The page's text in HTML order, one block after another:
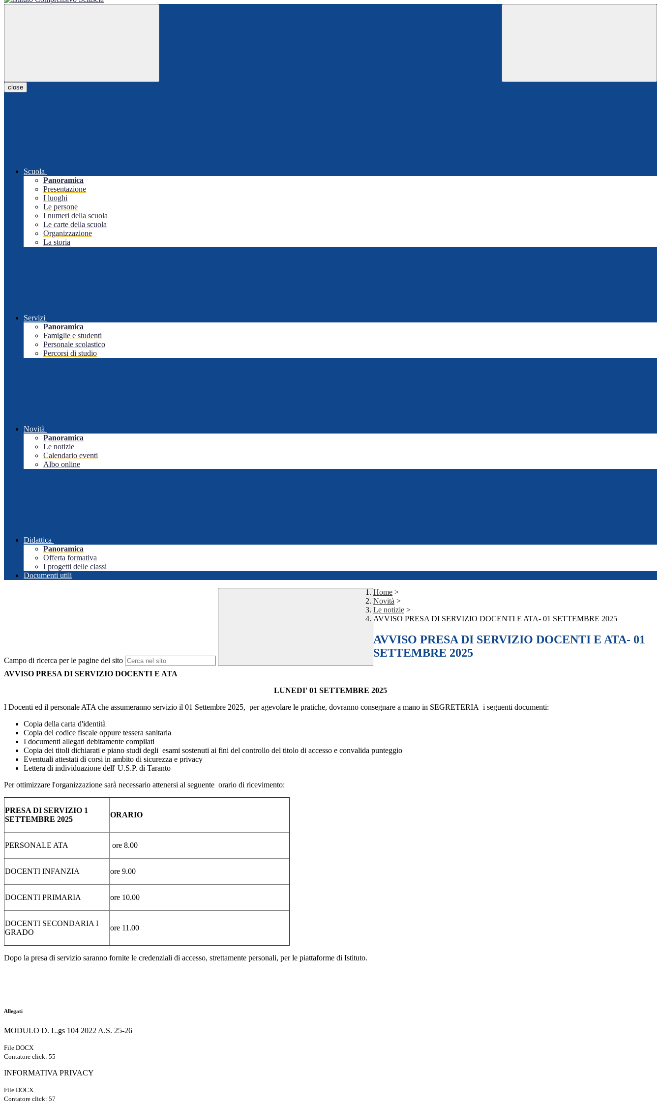
close
Scuola
Panoramica
Presentazione
I luoghi
Le persone
I numeri della scuola
Le carte della scuola
Organizzazione
La storia
Servizi
Panoramica
Famiglie e studenti
Personale scolastico
Percorsi di studio
Novità
Panoramica
Le notizie
Calendario eventi
Albo online
Didattica
Panoramica
Offerta formativa
I progetti delle classi
Documenti utili
Campo di ricerca per le pagine del sito
Home >
Novità >
Le notizie >
AVVISO PRESA DI SERVIZIO DOCENTI E ATA- 01 SETTEMBRE 2025
AVVISO PRESA DI SERVIZIO DOCENTI E ATA- 01
SETTEMBRE 2025
AVVISO PRESA DI SERVIZIO DOCENTI E ATA
LUNEDI' 01 SETTEMBRE 2025
I Docenti ed il personale ATA che assumeranno servizio il 01 Settembre 2025, per agevolare le pratiche, dovranno consegnare a mano in SEGRETERIA i seguenti documenti:
Copia della carta d'identità
Copia del codice fiscale oppure tessera sanitaria
I documenti allegati debitamente compilati
Copia dei titoli dichiarati e piano studi degli esami sostenuti ai fini del controllo del titolo di accesso e convalida punteggio
Eventuali attestati di corsi in ambito di sicurezza e privacy
Lettera di individuazione dell' U.S.P. di Taranto
Per ottimizzare l'organizzazione sarà necessario attenersi al seguente orario di ricevimento:
PRESA DI SERVIZIO 1
SETTEMBRE 2025
ORARIO
PERSONALE ATA ore 8.00
DOCENTI INFANZIA ore 9.00
DOCENTI PRIMARIA ore 10.00
DOCENTI SECONDARIA I
GRADO
ore 11.00
Dopo la presa di servizio saranno fornite le credenziali di accesso, strettamente personali, per le piattaforme di Istituto.
Allegati
MODULO D. L.gs 104 2022 A.S. 25-26
File DOCX
Contatore click: 55
INFORMATIVA PRIVACY
File DOCX
Contatore click: 57